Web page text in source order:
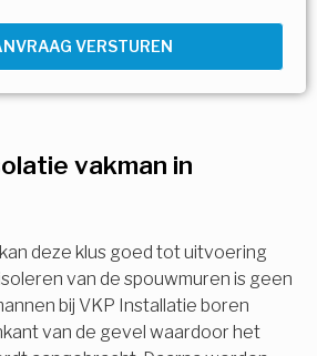
vakman in
deze klus goed tot uitvoering
van de spouwmuren is geen
bij VKP Installatie boren
van de gevel waardoor het
VERSTUREN